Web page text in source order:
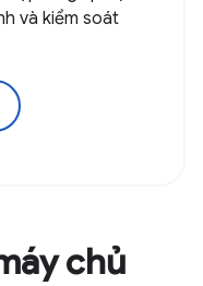
và kiểm soát
chủ